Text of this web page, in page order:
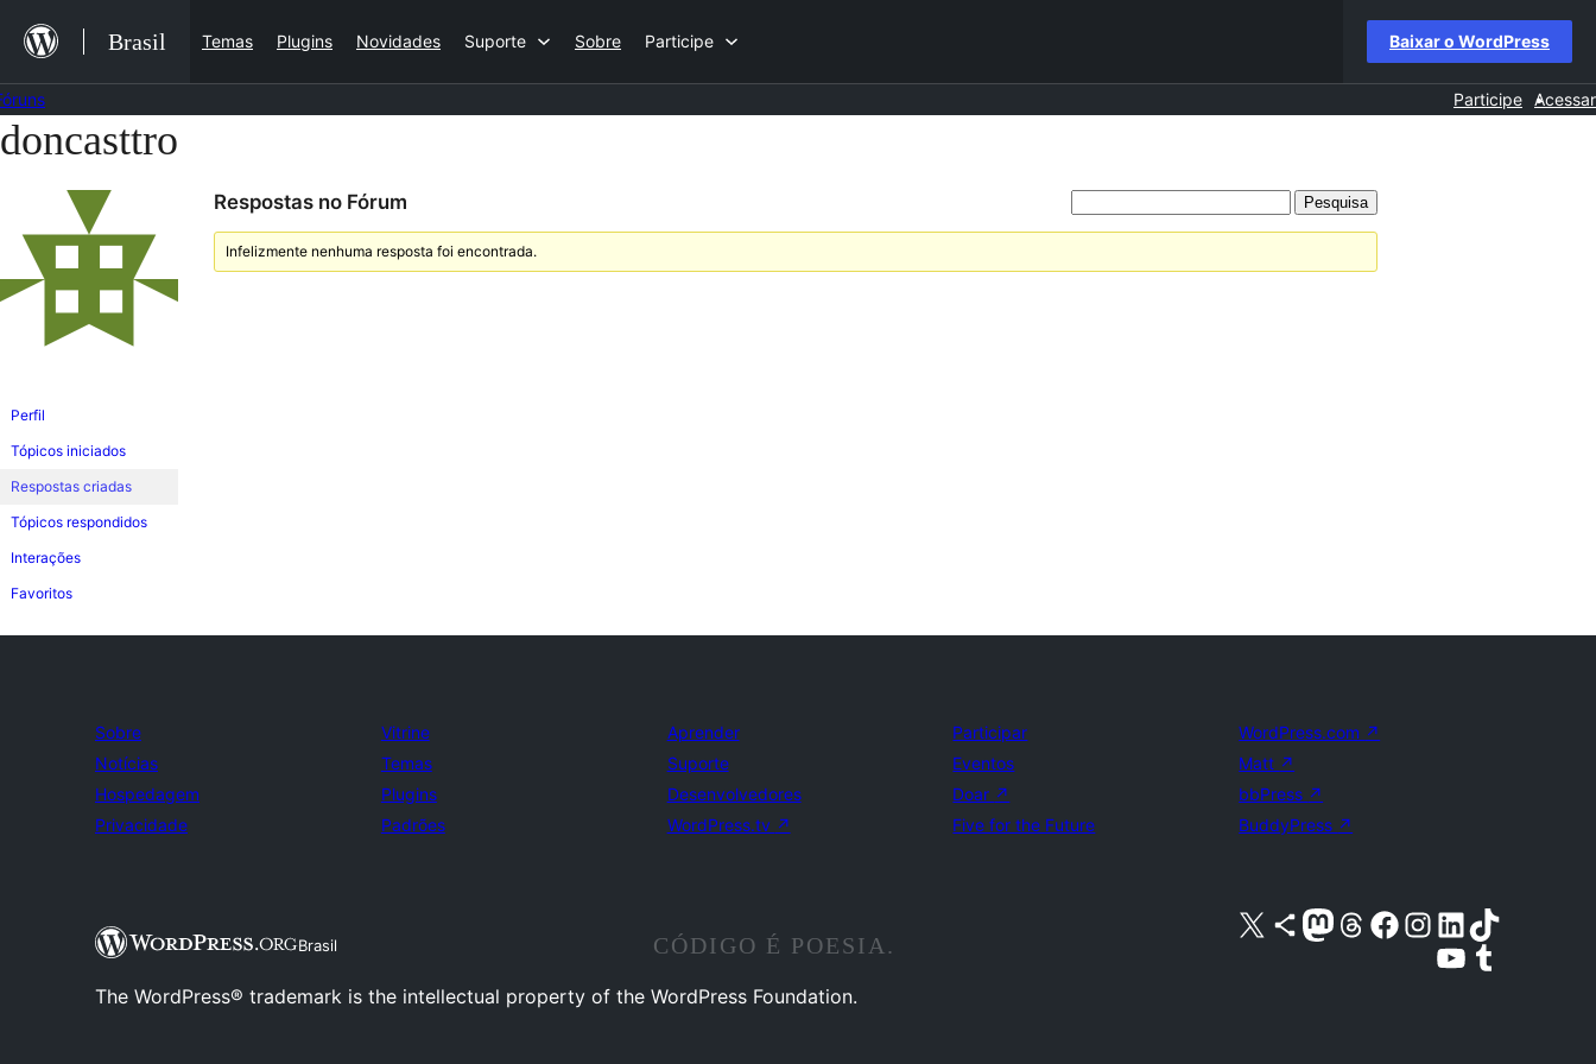
para
o
conteúdo
Brasil Temas Plugins Novidades Suporte Sobre Participe Baixar o WordPress
Participe Acessar
Pular
conteúdo
doncasttro
Perfil
Tópicos iniciados
Respostas criadas
Tópicos respondidos
Interações
Favoritos
Respostas no Fórum
Infelizmente nenhuma resposta foi encontrada.
Sobre
Notícias
Hospedagem
Privacidade
Vitrine
Temas
Plugins
Padrões
Aprender
Suporte
Desenvolvedores
WordPress.tv ↗
Participar
Eventos
Doar ↗
Five for the Future
WordPress.com ↗
Matt ↗
bbPress ↗
BuddyPress ↗
Brasil
Acessar nossa conta do X (antigo Twitter)
Acessar nossa conta do Bluesky
Acessar nossa conta do Mastodon
Acessar nossa conta do Threads
Acessar nossa página do Facebook
Acessar nossa conta do Instagram
Acessar nossa conta do LinkedIn
Acessar nossa conta do TikTok
Acessar nosso canal do YouTube
Acessar nossa conta no Tumblr
CÓDIGO É POESIA.
The WordPress® trademark is the intellectual property of the WordPress Foundation.